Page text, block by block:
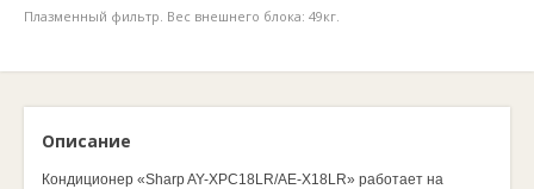
Плазменный фильтр. Вес внешнего блока: 49кг.
Описание
Кондиционер «Sharp AY-XPC18LR/AE-X18LR» работает на